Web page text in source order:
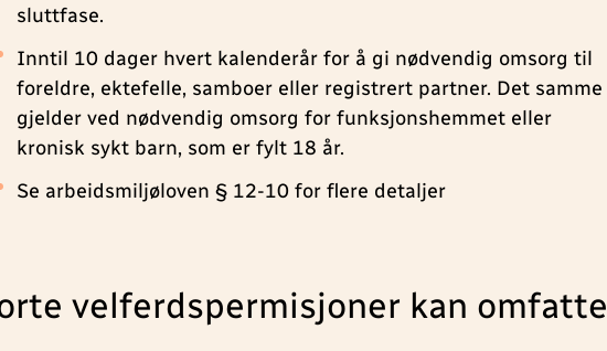
sluttfase.
Inntil 10 dager hvert kalenderår for å gi nødvendig omsorg til
foreldre, ektefelle, samboer eller registrert partner. Det samme
gjelder ved nødvendig omsorg for funksjonshemmet eller
kronisk sykt barn, som er fylt 18 år.
Se arbeidsmiljøloven § 12-10 for flere detaljer
velferdspermisjoner kan omfatte